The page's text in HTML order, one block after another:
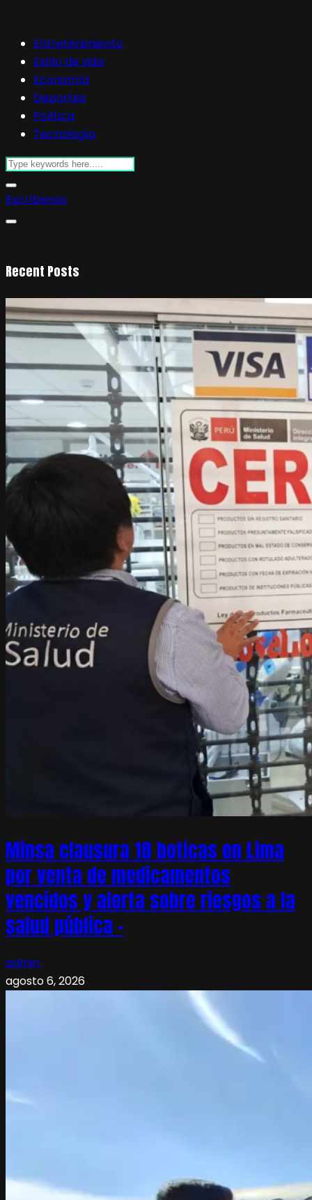
Entretenimiento
Estilo de vida
Economía
Deportes
Política
Tecnología
Escríbenos
Recent Posts
Minsa clausura 18 boticas en Lima
por venta de medicamentos
vencidos y alerta sobre riesgos a la
salud pública –
admin
agosto 6, 2026